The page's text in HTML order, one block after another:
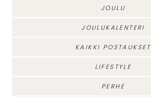
JOULU
JOULUKALENTERI
KAIKKI POSTAUKSET
LIFESTYLE
PERHE